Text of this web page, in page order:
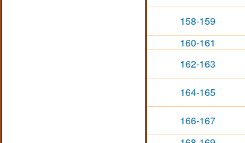
158-159
160-161
162-163
164-165
166-167